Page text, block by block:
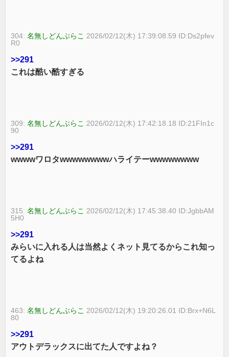
304:名無しどんぶらこ 2026/02/12(木) 17:39:08.59 ID:Ds2pfev
R0
>>291
これは酷い酷すぎる
309:名無しどんぶらこ 2026/02/12(木) 17:42:18.18 ID:21FIn1c
90
>>291
wwwwワロタwwwwwwwwハライテーwwwwwwww
315:名無しどんぶらこ 2026/02/12(木) 17:45:38.40 ID:JgbbAM
5H0
>>291
みらいに入れる人は当然よくネット見てるからこれ知っ
てるよね
463:名無しどんぶらこ 2026/02/12(木) 19:20:26.01 ID:Brx+N6L
80
>>291
アウトデラックスに出てた人ですよね？